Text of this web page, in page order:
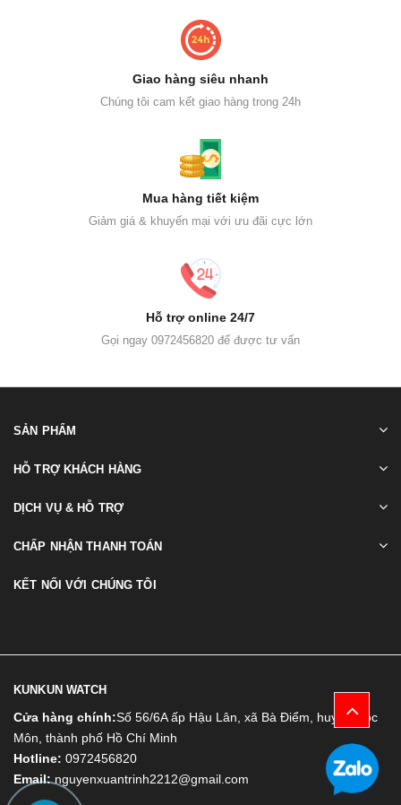
Giao hàng siêu nhanh
Chúng tôi cam kết giao hàng trong 24h
Mua hàng tiết kiệm
Giảm giá & khuyến mại với ưu đãi cực lớn
Hỗ trợ online 24/7
Gọi ngay 0972456820 để được tư vấn
SẢN PHẨM
HỖ TRỢ KHÁCH HÀNG
DỊCH VỤ & HỖ TRỢ
CHẤP NHẬN THANH TOÁN
KẾT NỐI VỚI CHÚNG TÔI
KUNKUN WATCH
Cửa hàng chính:Số 56/6A ấp Hậu Lân, xã Bà Điểm, huyện Hóc
Môn, thành phố Hồ Chí Minh
Hotline: 0972456820
Email: nguyenxuantrinh2212@gmail.com